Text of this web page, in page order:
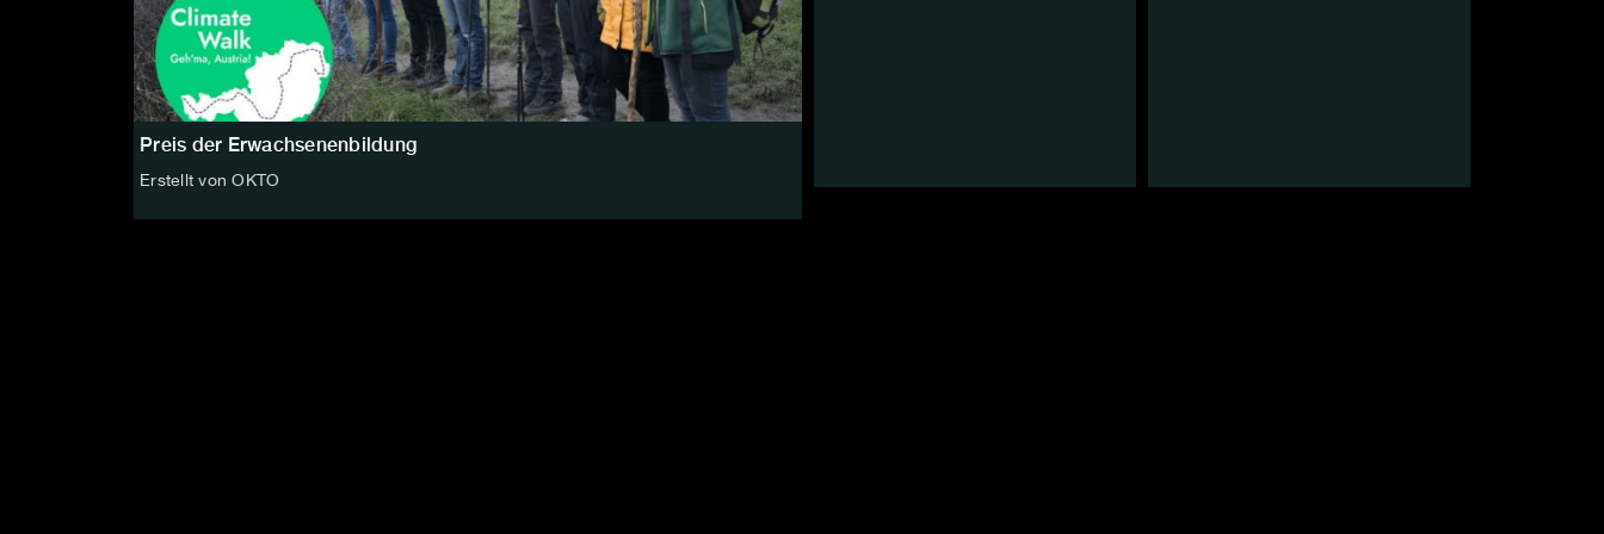
Preis der Erwachsenenbildung
Erstellt von OKTO